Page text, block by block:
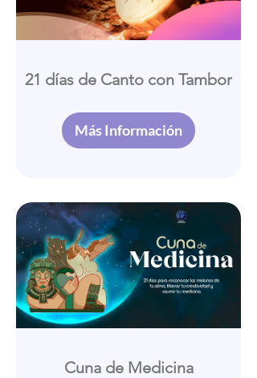
21 días de Canto con Tambor
Más Información
Cuna de Medicina